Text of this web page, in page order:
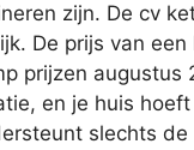
zijn. De cv
De prijs van
prijzen
en je huis
slechts